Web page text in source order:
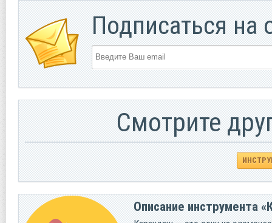
Подписаться на
Смотрите
Описание инструмента